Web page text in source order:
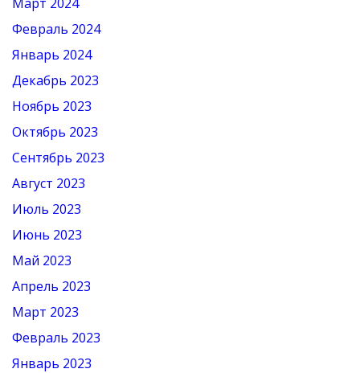
Февраль 2024
Январь 2024
Декабрь 2023
Ноябрь 2023
Октябрь 2023
Сентябрь 2023
Август 2023
Июль 2023
Июнь 2023
Май 2023
Апрель 2023
Март 2023
Февраль 2023
Январь 2023